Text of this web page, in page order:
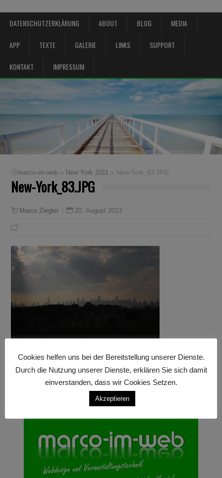
DATENSCHUTZERKLÄRUNG ABOUT BLOG MEDIA
APP TEXTE GALERIE LINKS SUPPORT
KONTAKT IMPRESSUM
marco-im-web » New York 2011 » New-York_83.JPG
New-York_83.JPG
Marco Ziegler 20. August 2013
Cookies helfen uns bei der Bereitstellung unserer Dienste.
Durch die Nutzung unserer Dienste, erklären Sie sich damit
einverstanden, dass wir Cookies Setzen.
Akzeptieren